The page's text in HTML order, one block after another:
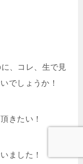
、コレ、生で見
でしょうか！
きたい！
ました！